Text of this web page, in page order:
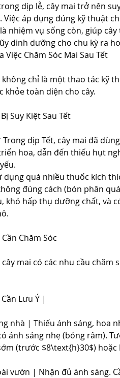
dịp lễ, cây mai trở nên
áp dụng đúng kỹ thuật
nhiệm vụ sống còn, giúp
dinh dưỡng cho chu kỳ ra
Việc Chăm Sóc Mai Sau Tết
không chỉ là một thao tác kỹ
toàn diện cho cây.
Suy Kiệt Sau Tết
dịp Tết, cây mai đã
hoa, dẫn đến thiếu hụt
quá nhiều thuốc kích
đúng cách (bón phân
khó hấp thụ dưỡng chất, và
Chăm Sóc
mai có các nhu cầu chăm
Lưu Ý |
nhà | Thiếu ánh sáng, hoa
ánh sáng nhẹ (bóng râm).
(trước $8\text{h}30$) hoặc
vườn | Nhận đủ ánh sáng.